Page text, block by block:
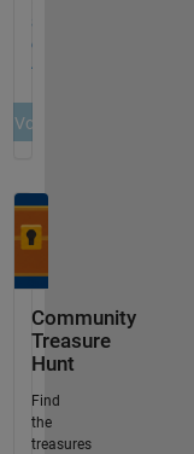
Community
Treasure
Hunt
Find
the
treasures